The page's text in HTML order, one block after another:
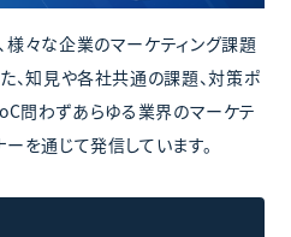
様々な企業のマーケティング課題
、知見や各社共通の課題、対策ポ
問わずあらゆる業界のマーケテ
を通じて発信しています。